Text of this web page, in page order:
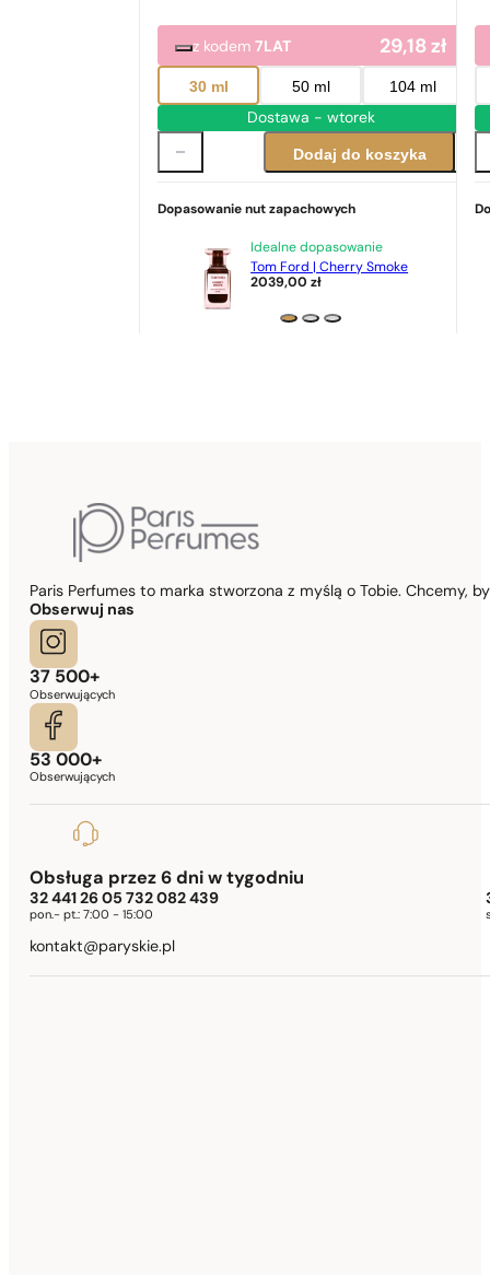
z kodem7LAT 29,18zł
30 ml 50 ml 104 ml
Dostawa - wtorek
Dodaj do koszyka
Dopasowanie nut zapachowych
Idealne dopasowanie
Tom Ford | Cherry Smoke
2039,00zł
Paris Perfumes to marka stworzona z myślą o Tobie. Chcemy,
Obserwuj nas
37 500+
Obserwujących
53 000+
Obserwujących
Obsługa przez 6 dni w tygodniu
32 441 26 05 732 082 439
pon.- pt.: 7:00 - 15:00
kontakt@paryskie.pl